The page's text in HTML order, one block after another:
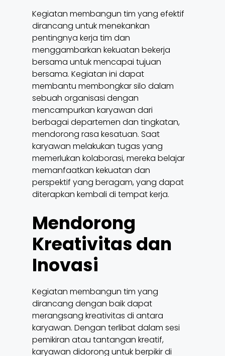
Kegiatan membangun tim yang efektif
dirancang untuk menekankan
pentingnya kerja tim dan
menggambarkan kekuatan bekerja
bersama untuk mencapai tujuan
bersama. Kegiatan ini dapat
membantu membongkar silo dalam
sebuah organisasi dengan
mencampurkan karyawan dari
berbagai departemen dan tingkatan,
mendorong rasa kesatuan. Saat
karyawan melakukan tugas yang
memerlukan kolaborasi, mereka belajar
memanfaatkan kekuatan dan
perspektif yang beragam, yang dapat
diterapkan kembali di tempat kerja.
Mendorong
Kreativitas dan
Inovasi
Kegiatan membangun tim yang
dirancang dengan baik dapat
merangsang kreativitas di antara
karyawan. Dengan terlibat dalam sesi
pemikiran atau tantangan kreatif,
karyawan didorong untuk berpikir di